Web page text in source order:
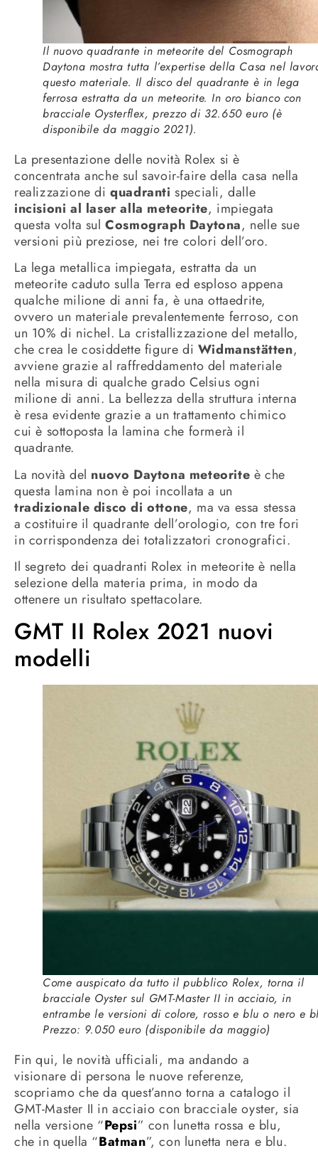
Il nuovo quadrante in meteorite del Cosmograph
Daytona mostra tutta l’expertise della Casa nel
questo materiale. Il disco del quadrante è in lega
ferrosa estratta da un meteorite. In oro bianco con
bracciale Oysterflex, prezzo di 32.650 euro (è
disponibile da maggio 2021).
La presentazione delle novità Rolex si è
concentrata anche sul savoir-faire della casa nella
realizzazione diquadranti speciali, dalle
incisioni al laser alla meteorite, impiegata
questa volta sulCosmograph Daytona, nelle sue
versioni più preziose, nei tre colori dell’oro.
La lega metallica impiegata, estratta da un
meteorite caduto sulla Terra ed esploso appena
qualche milione di anni fa, è una ottaedrite,
ovvero un materiale prevalentemente ferroso, con
un 10% di nichel. La cristallizzazione del metallo,
che crea le cosiddette figure di Widmanstätten,
avviene grazie al raffreddamento del materiale
nella misura di qualche grado Celsius ogni
milione di anni. La bellezza della struttura interna
è resa evidente grazie a un trattamento chimico
cui è sottoposta la lamina che formerà il
quadrante.
La novità del nuovo Daytona meteorite è che
questa lamina non è poi incollata a un
tradizionale disco di ottone, ma va essa stessa
a costituire il quadrante dell’orologio, con tre fori
in corrispondenza dei totalizzatori cronografici.
Il segreto dei quadranti Rolex in meteorite è nella
selezione della materia prima, in modo da
ottenere un risultato spettacolare.
GMT II Rolex 2021 nuovi
modelli
Come auspicato da tutto il pubblico Rolex, torna il
bracciale Oyster sul GMT-Master II in acciaio, in
entrambe le versioni di colore, rosso e blu o nero e
Prezzo: 9.050 euro (disponibile da maggio)
Fin qui, le novità ufficiali, ma andando a
visionare di persona le nuove referenze,
scopriamo che da quest’anno torna a catalogo il
GMT-Master II in acciaio con bracciale oyster, sia
nella versione “Pepsi” con lunetta rossa e blu,
che in quella “Batman”, con lunetta nera e blu.